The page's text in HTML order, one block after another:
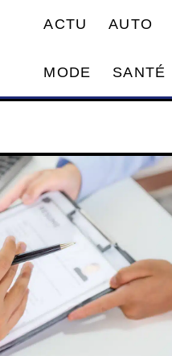
ACTU AUTO
MODE SANTÉ